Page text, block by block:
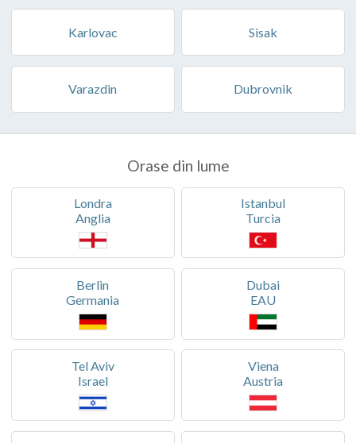
Karlovac Sisak
Varazdin Dubrovnik
Orase din lume
Londra
Anglia
Istanbul
Turcia
Berlin
Germania
Dubai
EAU
Tel Aviv
Israel
Viena
Austria